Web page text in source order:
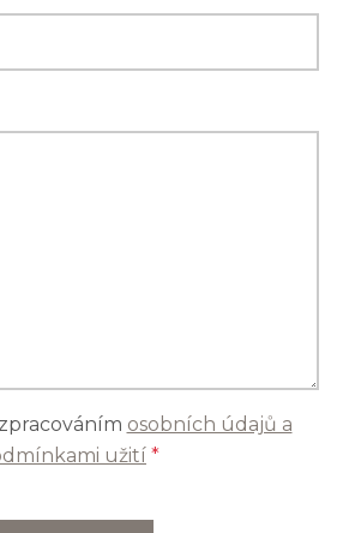
osobních údajů a
užití *